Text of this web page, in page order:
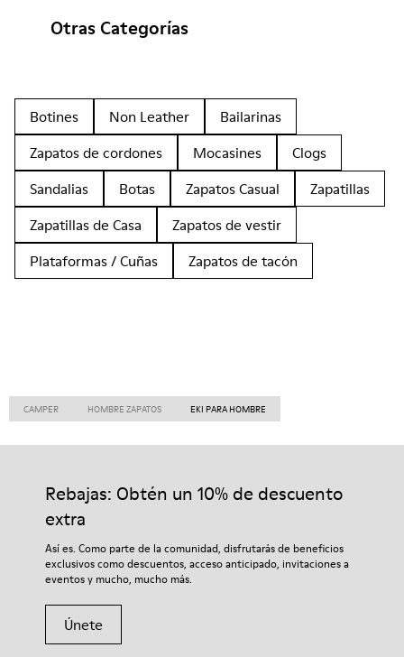
Otras Categorías
Botines Non Leather
Bailarinas
Zapatos de cordones
Mocasines
Clogs
Sandalias
Botas Zapatos Casual
Zapatillas
Zapatillas de Casa
Zapatos de vestir
Plataformas / Cuñas
Zapatos de tacón
CAMPER HOMBRE ZAPATOS EKI PARA HOMBRE
Rebajas: Obtén un 10% de descuento
extra
Así es. Como parte de la comunidad, disfrutarás de beneficios
exclusivos como descuentos, acceso anticipado, invitaciones a
eventos y mucho, mucho más.
Únete